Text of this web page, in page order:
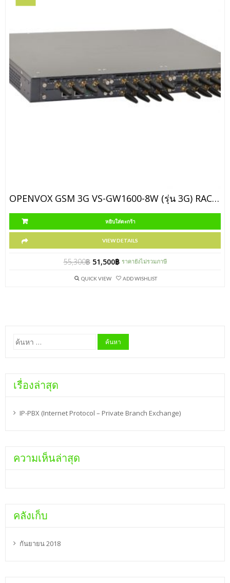
OPENVOX GSM 3G VS-GW1600-8W (รุ่น 3G) RACKMOUNT
หยิบใส่ตะกร้า
VIEW DETAILS
55,300฿ 51,500฿ ราคายังไม่รวมภาษี
QUICK VIEW ADD WISHLIST
ค้นหา
สำหรับ:
เรื่องล่าสุด
IP-PBX (Internet Protocol – Private Branch Exchange)
ความเห็นล่าสุด
คลังเก็บ
กันยายน 2018